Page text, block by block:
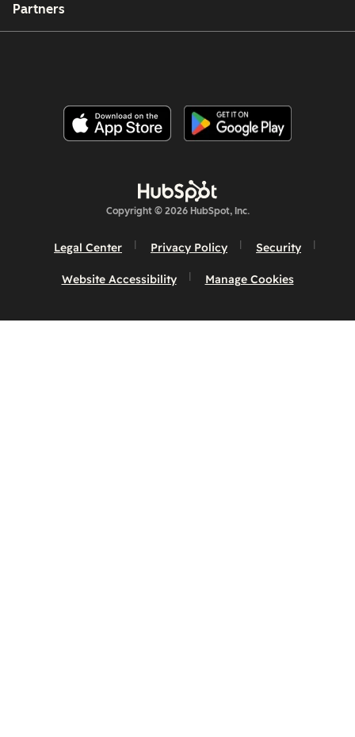
Partners
Copyright © 2026 HubSpot, Inc.
Legal Center Privacy Policy Security
Website Accessibility Manage Cookies